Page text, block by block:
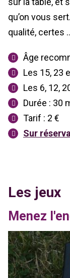
qu’on vous
qualité, certes
Âge
Les 15, 23
Les 6, 12,
Durée : 30
Tarif : 2 €
Sur
Les jeux
Menez